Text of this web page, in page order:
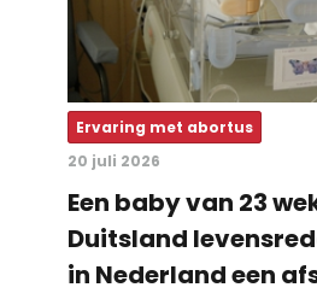
Ervaring met abortus
20 juli 2026
Een baby van 23
Duitsland
in Nederland een